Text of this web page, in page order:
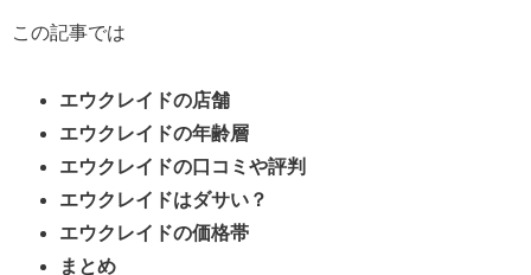
この記事では
エウクレイドの店舗
エウクレイドの年齢層
エウクレイドの口コミや評判
エウクレイドはダサい？
エウクレイドの価格帯
まとめ